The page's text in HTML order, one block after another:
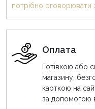
потрібно оговорювати
Оплата
Готівкою або
магазину,
карткою на
за допомогою